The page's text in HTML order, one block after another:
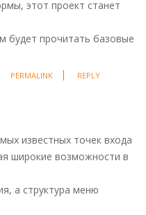
этот проект станет
будет прочитать базовые
PERMALINK REPLY
известных точек входа
широкие возможности в
а структура меню